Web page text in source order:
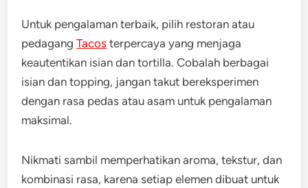
Untuk pengalaman terbaik, pilih restoran atau
pedagangTacos terpercaya yang menjaga
keautentikan isian dan tortilla. Cobalah berbagai
isian dan topping, jangan takut bereksperimen
dengan rasa pedas atau asam untuk pengalaman
maksimal.
Nikmati sambil memperhatikan aroma, tekstur, dan
kombinasi rasa, karena setiap elemen dibuat untuk